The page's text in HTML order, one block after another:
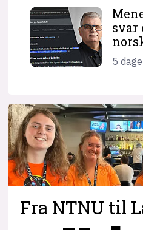
svar
5
Fra NTNU til